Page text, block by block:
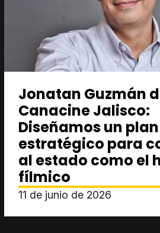
Jonatan Guzmán
Canacine Jalisco:
Diseñamos un plan
estratégico para
al estado como el
fílmico
11 de junio de 2026